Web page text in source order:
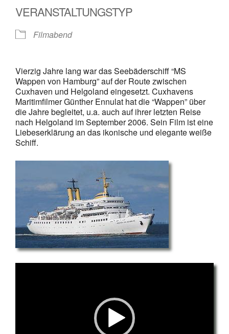
VERANSTALTUNGSTYP
Filmabend
Vierzig Jahre lang war das Seebäderschiff “MS
Wappen von Hamburg” auf der Route zwischen
Cuxhaven und Helgoland eingesetzt. Cuxhavens
Maritimfilmer Günther Ennulat hat die “Wappen” über
die Jahre begleitet, u.a. auch auf ihrer letzten Reise
nach Helgoland im September 2006. Sein Film ist eine
Liebeserklärung an das ikonische und elegante weiße
Schiff.